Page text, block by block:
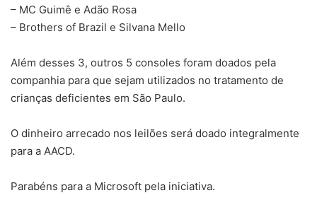
– MC Guimê e Adão Rosa
– Brothers of Brazil e Silvana Mello
Além desses 3, outros 5 consoles foram doados pela
companhia para que sejam utilizados no tratamento de
crianças deficientes em São Paulo.
O dinheiro arrecado nos leilões será doado integralmente
para a AACD.
Parabéns para a Microsoft pela iniciativa.